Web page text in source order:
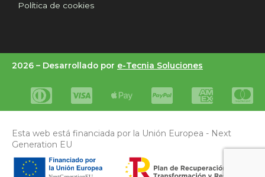
Política de cookies
2026 – Desarrollado por e-Tecnia Soluciones
Esta web está financiada por la Unión Europea - Next
Generation EU